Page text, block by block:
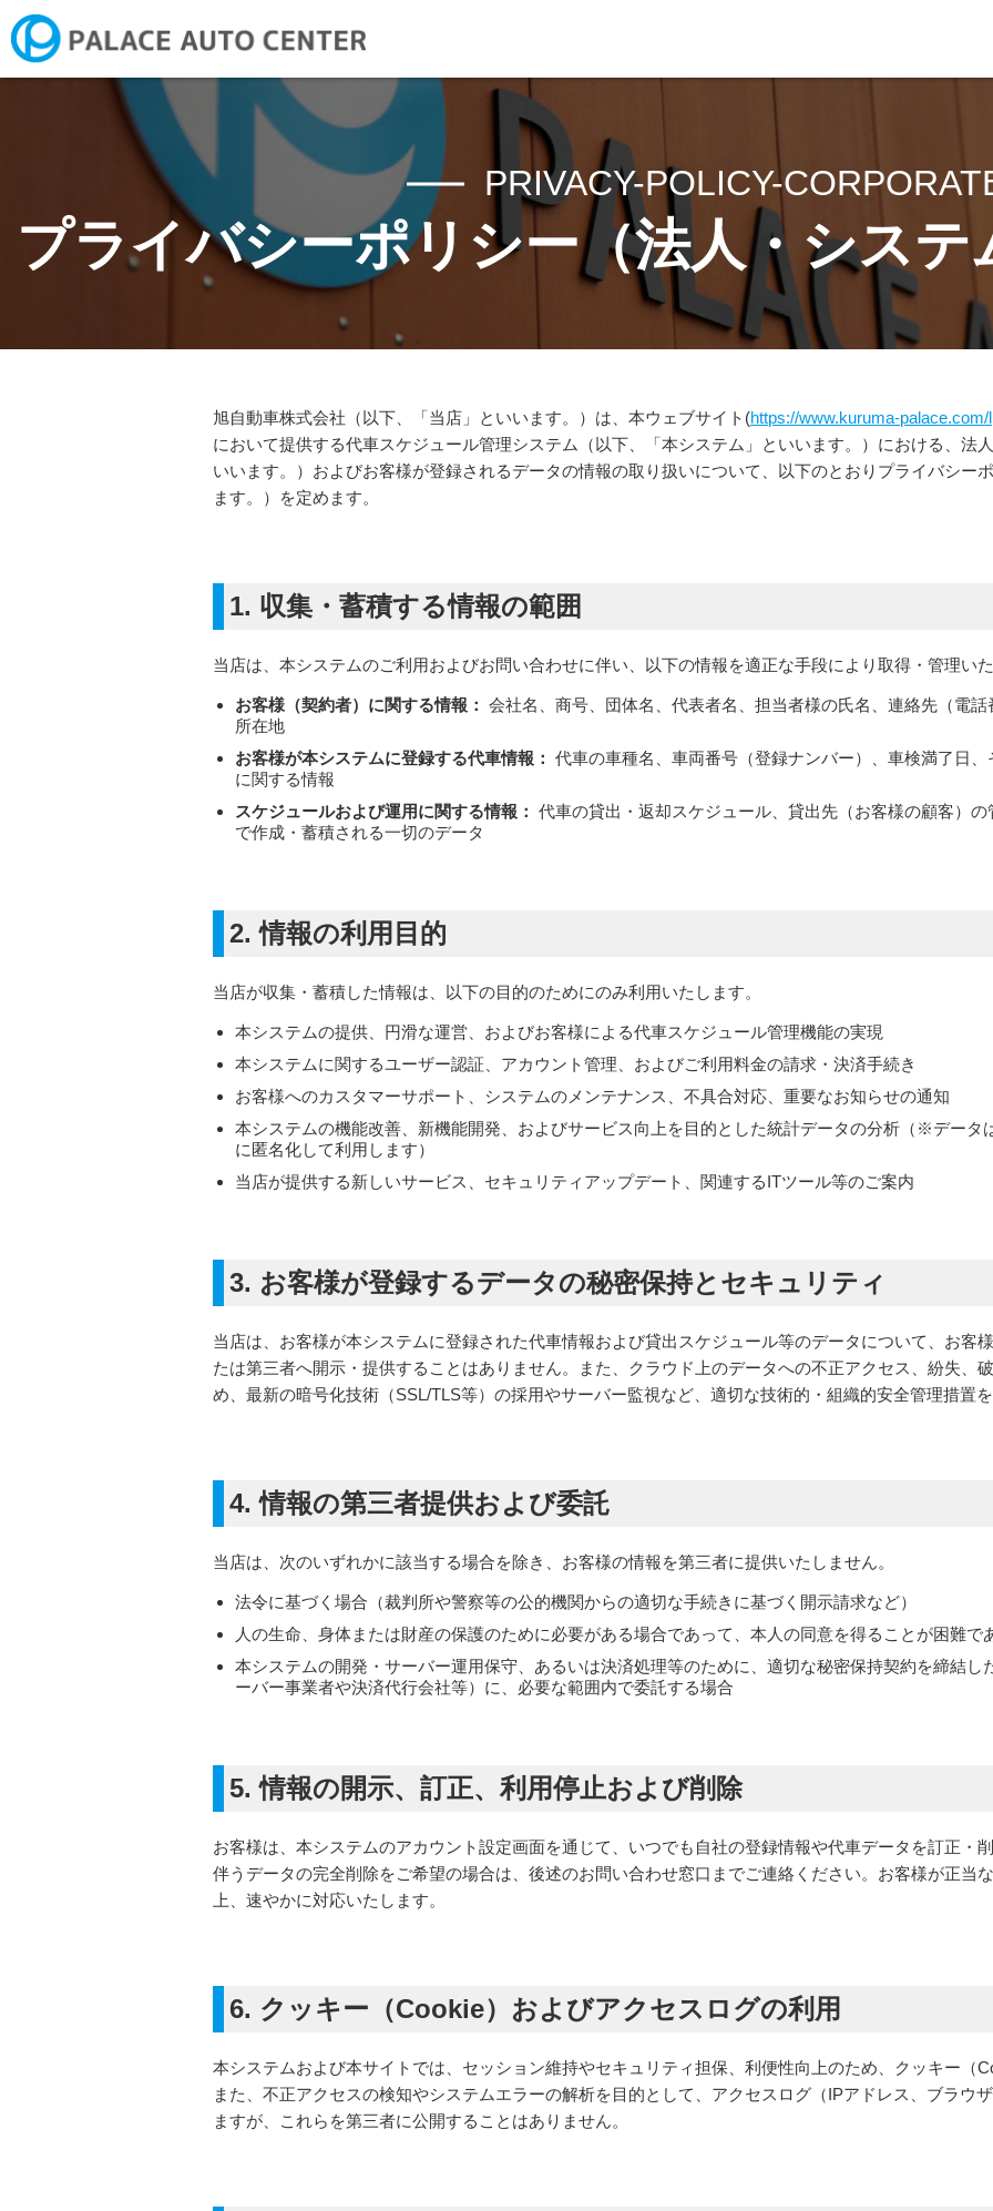
新潟市にお住まいの方へ ご希望の中古車を日本全国からお探しします！お探し専門店認定ディ
CARS
NEWS
ADVICE
RECRUIT
PRIVACY-POLICY-
プライバシーポリシー（法人・シス
旭自動車株式会社（以下、「当店」といいます。）は、本ウェブサイト(https://www.kuruma-palace.com/
において提供する代車スケジュール管理システム（以下、「本システム」といいます。）における、法
いいます。）およびお客様が登録されるデータの情報の取り扱いについて、以下のとおりプライバシー
ます。）を定めます。
1. 収集・蓄積する情報の範囲
当店は、本システムのご利用およびお問い合わせに伴い、以下の情報を適正な手段により取得・管理い
お客様（契約者）に関する情報： 会社名、商号、団体名、代表者名、担当者様の氏名、連絡先（電
所在地
お客様が本システムに登録する代車情報： 代車の車種名、車両番号（登録ナンバー）、車検満了日
に関する情報
スケジュールおよび運用に関する情報： 代車の貸出・返却スケジュール、貸出先（お客様の顧客）
で作成・蓄積される一切のデータ
2. 情報の利用目的
当店が収集・蓄積した情報は、以下の目的のためにのみ利用いたします。
本システムの提供、円滑な運営、およびお客様による代車スケジュール管理機能の実現
本システムに関するユーザー認証、アカウント管理、およびご利用料金の請求・決済手続き
お客様へのカスタマーサポート、システムのメンテナンス、不具合対応、重要なお知らせの通知
本システムの機能改善、新機能開発、およびサービス向上を目的とした統計データの分析（※データ
に匿名化して利用します）
当店が提供する新しいサービス、セキュリティアップデート、関連するITツール等のご案内
3. お客様が登録するデータの秘密保持とセキュリティ
当店は、お客様が本システムに登録された代車情報および貸出スケジュール等のデータについて、お客
たは第三者へ開示・提供することはありません。また、クラウド上のデータへの不正アクセス、紛失、
め、最新の暗号化技術（SSL/TLS等）の採用やサーバー監視など、適切な技術的・組織的安全管理措置
4. 情報の第三者提供および委託
当店は、次のいずれかに該当する場合を除き、お客様の情報を第三者に提供いたしません。
法令に基づく場合（裁判所や警察等の公的機関からの適切な手続きに基づく開示請求など）
人の生命、身体または財産の保護のために必要がある場合であって、本人の同意を得ることが困難で
本システムの開発・サーバー運用保守、あるいは決済処理等のために、適切な秘密保持契約を締結し
ーバー事業者や決済代行会社等）に、必要な範囲内で委託する場合
5. 情報の開示、訂正、利用停止および削除
お客様は、本システムのアカウント設定画面を通じて、いつでも自社の登録情報や代車データを訂正・
伴うデータの完全削除をご希望の場合は、後述のお問い合わせ窓口までご連絡ください。お客様が正当
上、速やかに対応いたします。
6. クッキー（Cookie）およびアクセスログの利用
本システムおよび本サイトでは、セッション維持やセキュリティ担保、利便性向上のため、クッキー（
また、不正アクセスの検知やシステムエラーの解析を目的として、アクセスログ（IPアドレス、ブラウ
ますが、これらを第三者に公開することはありません。